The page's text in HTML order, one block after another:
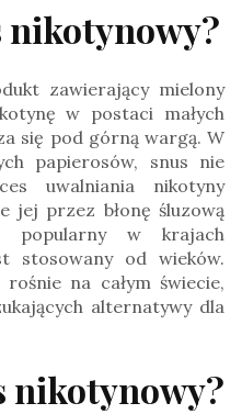
nikotynowy?
zawierający mielony
w postaci małych
się pod górną wargą. W
papierosów, snus nie
uwalniania nikotyny
jej przez błonę śluzową
popularny w krajach
stosowany od wieków.
na całym świecie,
alternatywy dla
nikotynowy?